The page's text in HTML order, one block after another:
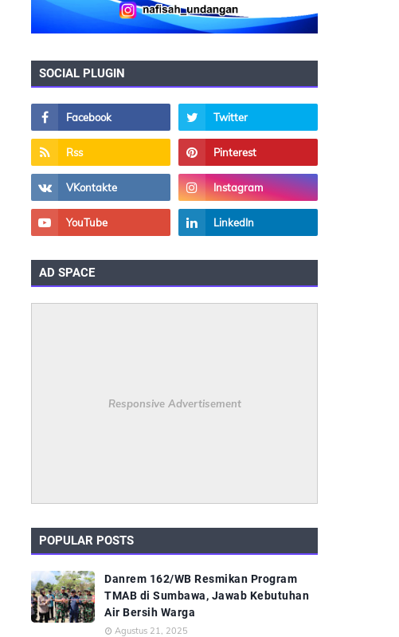
SOCIAL PLUGIN
AD SPACE
Responsive Advertisement
POPULAR POSTS
Danrem 162/WB Resmikan Program
TMAB di Sumbawa, Jawab Kebutuhan
Air Bersih Warga
Agustus 21, 2025